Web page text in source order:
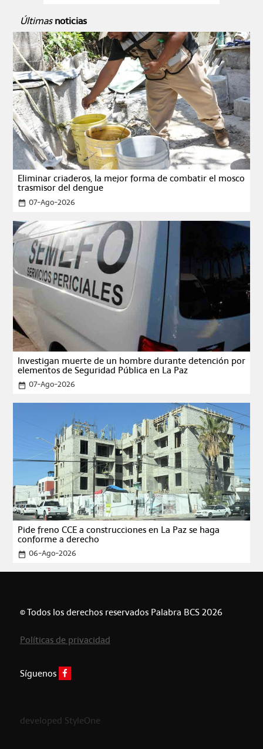
Últimas noticias
Eliminar criaderos, la mejor forma de combatir el mosco
trasmisor del dengue
date_range 07-Ago-2026
Investigan muerte de un hombre durante detención por
elementos de Seguridad Pública en La Paz
date_range 07-Ago-2026
Pide freno CCE a construcciones en La Paz se haga
conforme a derecho
date_range 06-Ago-2026
© Todos los derechos reservados Palabra BCS 2026
Políticas de privacidad
Síguenos
developed StyleOne